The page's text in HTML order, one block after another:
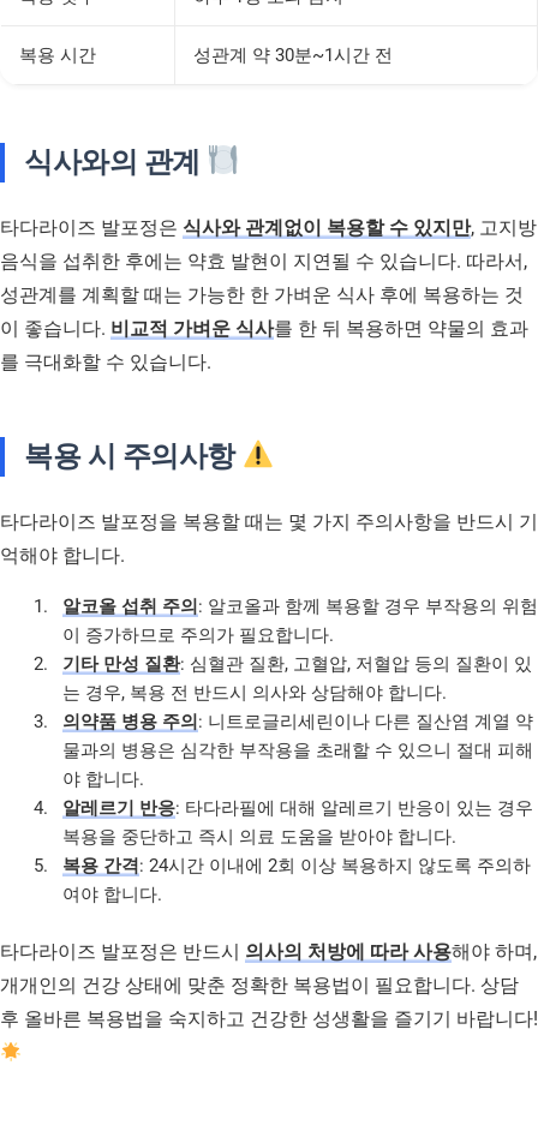
복용 시간 성관계 약 30분~1시간 전
식사와의 관계
타다라이즈 발포정은 식사와 관계없이 복용할 수 있지만, 고지방
음식을 섭취한 후에는 약효 발현이 지연될 수 있습니다. 따라서,
성관계를 계획할 때는 가능한 한 가벼운 식사 후에 복용하는 것
이 좋습니다. 비교적 가벼운 식사를 한 뒤 복용하면 약물의 효과
를 극대화할 수 있습니다.
복용 시 주의사항
타다라이즈 발포정을 복용할 때는 몇 가지 주의사항을 반드시 기
억해야 합니다.
알코올 섭취 주의: 알코올과 함께 복용할 경우 부작용의 위험
이 증가하므로 주의가 필요합니다.
기타 만성 질환: 심혈관 질환, 고혈압, 저혈압 등의 질환이 있
는 경우, 복용 전 반드시 의사와 상담해야 합니다.
의약품 병용 주의: 니트로글리세린이나 다른 질산염 계열 약
물과의 병용은 심각한 부작용을 초래할 수 있으니 절대 피해
야 합니다.
알레르기 반응: 타다라필에 대해 알레르기 반응이 있는 경우
복용을 중단하고 즉시 의료 도움을 받아야 합니다.
복용 간격: 24시간 이내에 2회 이상 복용하지 않도록 주의하
여야 합니다.
타다라이즈 발포정은 반드시 의사의 처방에 따라 사용해야 하며,
개개인의 건강 상태에 맞춘 정확한 복용법이 필요합니다. 상담
후 올바른 복용법을 숙지하고 건강한 성생활을 즐기기 바랍니다!